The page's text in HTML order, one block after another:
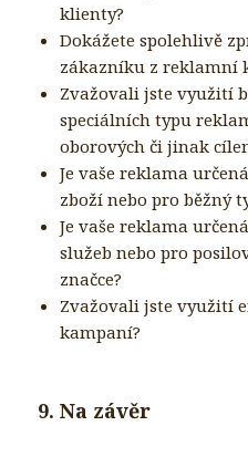
klienty?
Dokážete spolehlivě
zákazníku z reklamní
Zvažovali jste využití
speciálních typu
oborových či jinak
Je vaše reklama
zboží nebo pro běžný
Je vaše reklama
služeb nebo pro
značce?
Zvažovali jste využití
kampaní?
9. Na závěr